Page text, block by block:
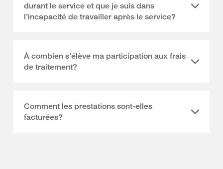
durant le service et que je suis dans
l’incapacité de travailler après le service?
À combien s’élève ma participation aux frais
de traitement?
Comment les prestations sont-elles
facturées?